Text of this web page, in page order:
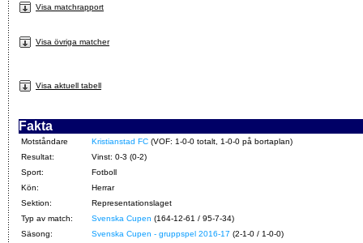
Visa matchrapport
Visa övriga matcher
Visa aktuell tabell
Fakta
Motståndare Kristianstad FC (VOF: 1-0-0 totalt, 1-0-0 på bortaplan)
Resultat:
Vinst: 0-3 (0-2)
Sport:
Fotboll
Kön:
Herrar
Sektion:
Representationslaget
Typ av match:
Svenska Cupen (164-12-61 / 95-7-34)
Säsong:
Svenska Cupen - gruppspel 2016-17 (2-1-0 / 1-0-0)